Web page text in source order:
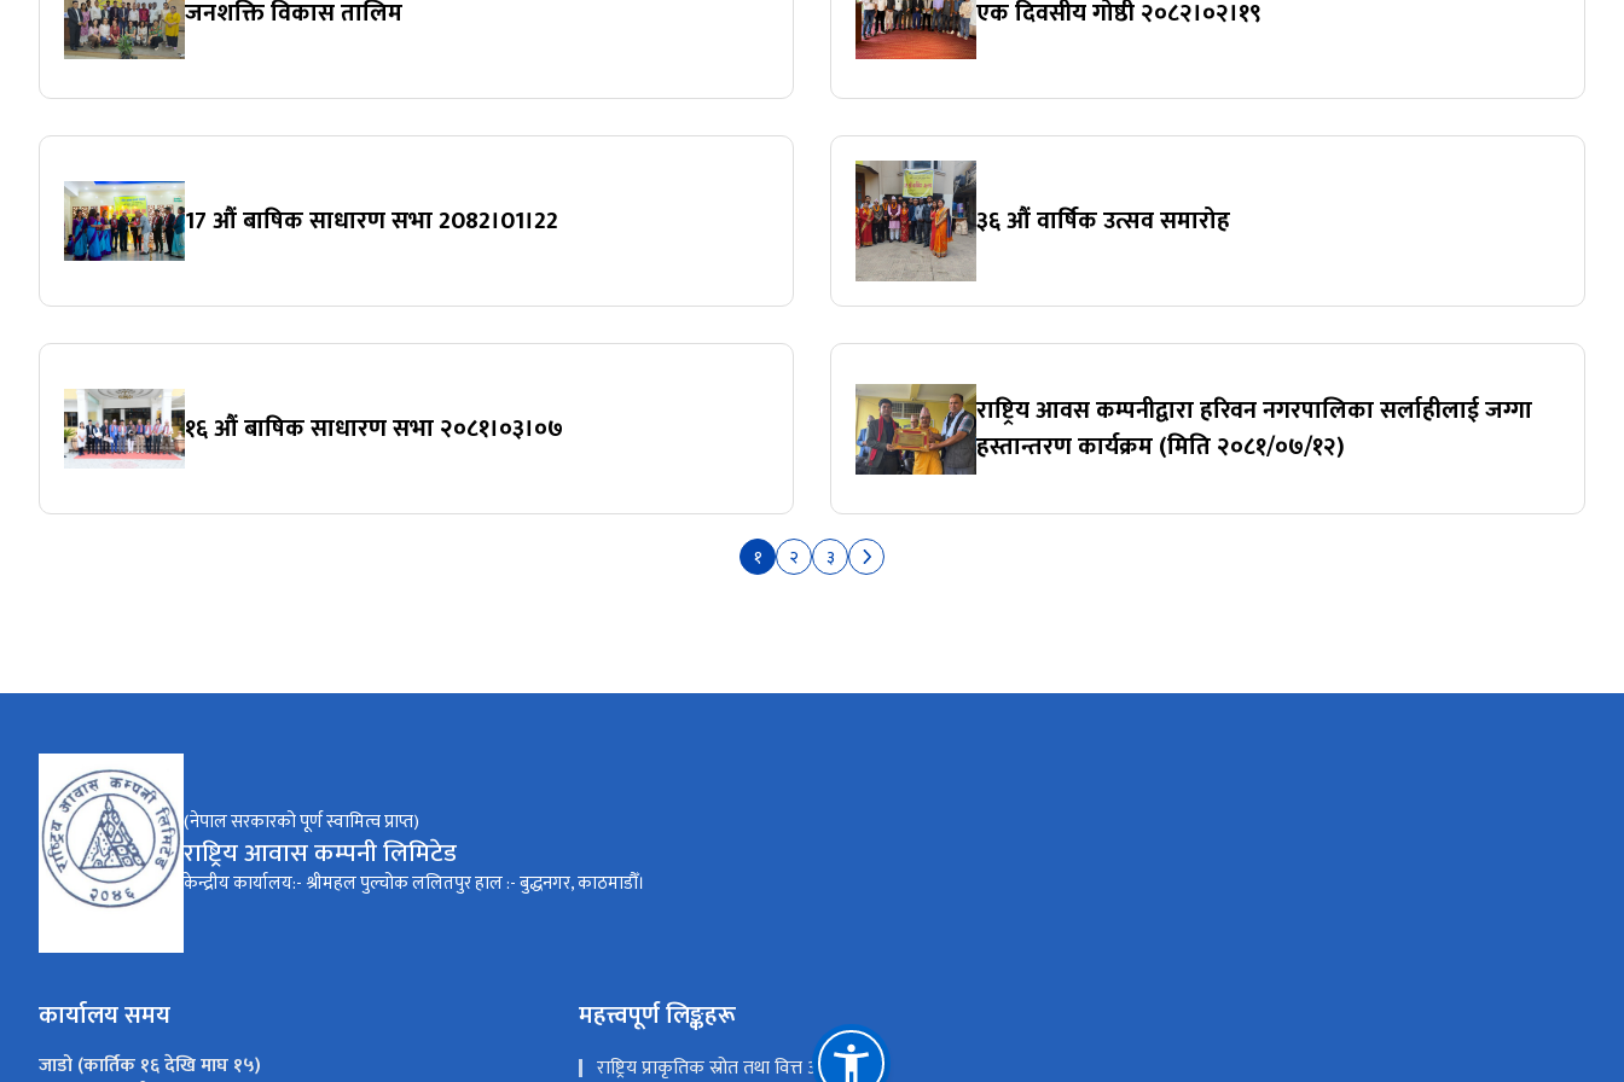
जनशक्ति विकास तालिम एक दिवसीय गोष्ठी २०८२।०२।१९
17 औं बाषिक साधारण सभा 2082।01।22 ३६ औं वार्षिक उत्सव समारोह
१६ औं बाषिक साधारण सभा २०८१।०३।०७
राष्ट्रिय आवस कम्पनीद्वारा हरिवन नगरपालिका सर्लाहीलाई जग्गा
हस्तान्तरण कार्यक्रम (मिति २०८१/०७/१२)
१ २ ३
(नेपाल सरकारको पूर्ण स्वामित्व प्राप्त)
राष्ट्रिय आवास कम्पनी लिमिटेड
केन्द्रीय कार्यालय:- श्रीमहल पुल्चोक ललितपुर हाल :- बुद्धनगर, काठमाडौँ।
कार्यालय समय
जाडो (कार्तिक १६ देखि माघ १५)
महत्त्वपूर्ण लिङ्कहरू
राष्ट्रिय प्राकृतिक स्रोत तथा वित्त आयोग